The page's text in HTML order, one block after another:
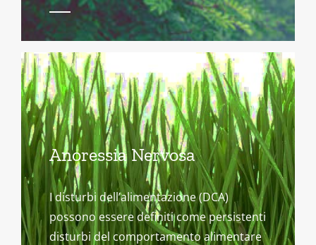
Anoressia Nervosa
I disturbi dell’alimentazione (DCA)
possono essere definiti come persistenti
disturbi del comportamento alimentare